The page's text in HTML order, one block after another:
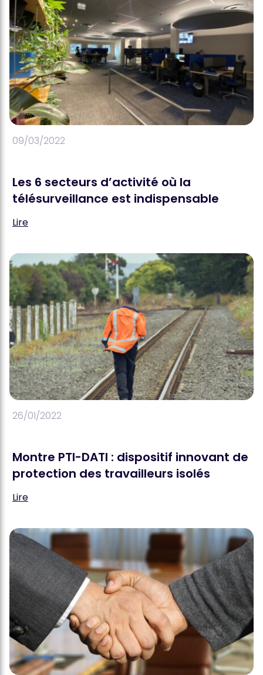
09/03/2022
Les 6 secteurs d’activité où la
télésurveillance est indispensable
Lire
26/01/2022
Montre PTI-DATI : dispositif innovant de
protection des travailleurs isolés
Lire